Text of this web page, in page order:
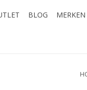
BLOG MERKEN